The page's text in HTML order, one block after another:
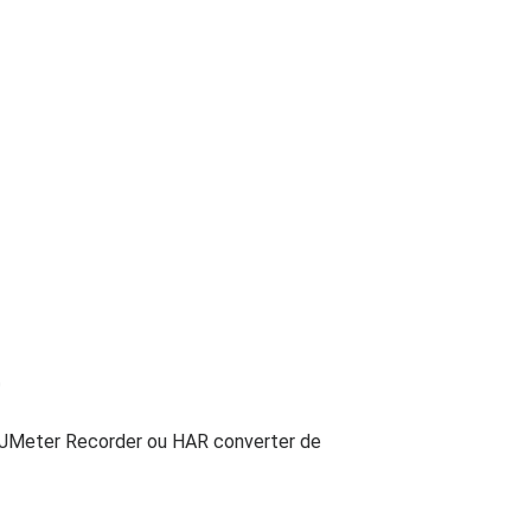
Recorder ou HAR converter de